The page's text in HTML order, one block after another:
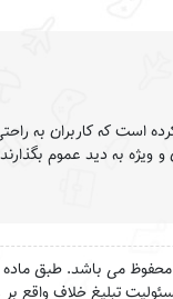
و ویژه به دید عموم
مسئولیت تبلیغ خلاف